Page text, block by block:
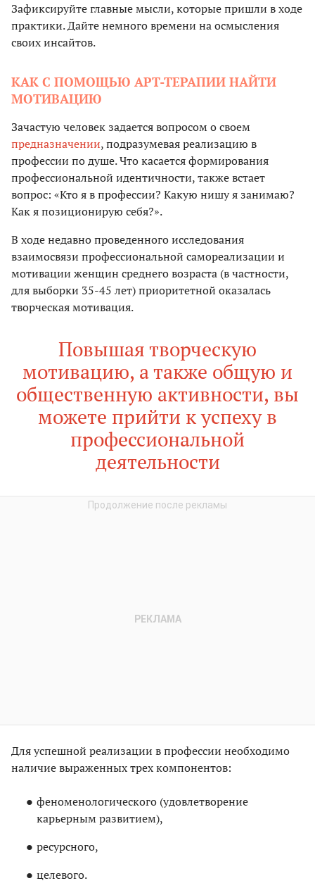
Зафиксируйте главные мысли, которые пришли в ходе
практики. Дайте немного времени на осмысления
своих инсайтов.
КАК С ПОМОЩЬЮ АРТ-ТЕРАПИИ НАЙТИ
МОТИВАЦИЮ
Зачастую человек задается вопросом о своем
предназначении, подразумевая реализацию в
профессии по душе. Что касается формирования
профессиональной идентичности, также встает
вопрос: «Кто я в профессии? Какую нишу я занимаю?
Как я позиционирую себя?».
В ходе недавно проведенного исследования
взаимосвязи профессиональной самореализации и
мотивации женщин среднего возраста (в частности,
для выборки 35-45 лет) приоритетной оказалась
творческая мотивация.
Повышая творческую
мотивацию, а также общую и
общественную активности, вы
можете прийти к успеху в
профессиональной
деятельности
Для успешной реализации в профессии необходимо
наличие выраженных трех компонентов:
феноменологического (удовлетворение
карьерным развитием),
ресурсного,
целевого.